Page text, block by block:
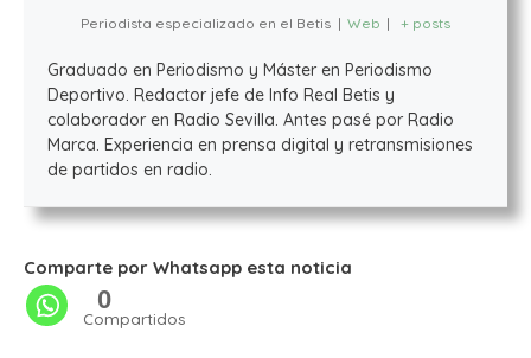
Periodista especializado en el Betis | Web | + posts
Graduado en Periodismo y Máster en Periodismo
Deportivo. Redactor jefe de Info Real Betis y
colaborador en Radio Sevilla. Antes pasé por Radio
Marca. Experiencia en prensa digital y retransmisiones
de partidos en radio.
Comparte por Whatsapp esta noticia
0
Compartidos